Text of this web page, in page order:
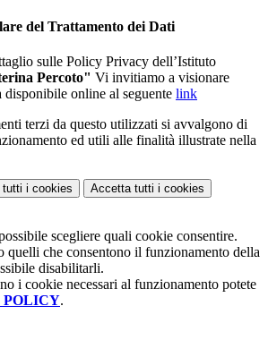
del Trattamento dei Dati
sulle Policy Privacy dell’Istituto
Percoto" Vi invitiamo a visionare
online al seguente link
terzi da questo utilizzati si avvalgono di
ed utili alle finalità illustrate nella
tutti i cookies Accetta tutti i cookies
scegliere quali cookie consentire.
quelli che consentono il funzionamento della
disabilitarli.
i cookie necessari al funzionamento potete
POLICY.